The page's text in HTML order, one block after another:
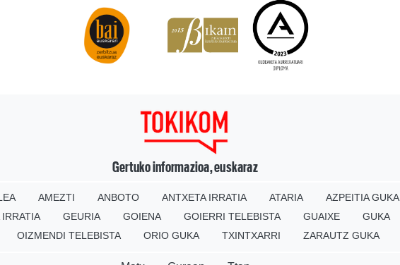
Gertuko informazioa, euskaraz
AMEZTI ANBOTO ANTXETA IRRATIA ATARIA AZPEITIA GUKA
IRRATIA GEURIA GOIENA GOIERRI TELEBISTA GUAIXE GUKA
OIZMENDI TELEBISTA ORIO GUKA TXINTXARRI ZARAUTZ GUKA